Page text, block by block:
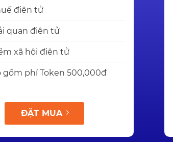
điện tử
quan điện tử
xã hội điện tử
gồm phí Token 500,000đ
ĐẶT MUA